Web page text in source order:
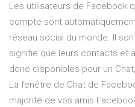
Les utilisateurs de Facebook
compte sont
réseau social du monde. Il
signifie que leurs contacts et
donc disponibles pour un
La fenêtre de Chat de
majorité de vos amis